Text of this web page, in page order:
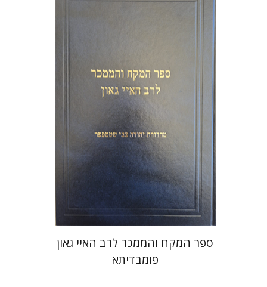
הנחת אתר ספר מודפס
$45
ספר המקח והממכר לרב האיי גאון
פומבדיתא